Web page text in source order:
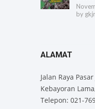
by
ALAMAT
Jalan Raya
Kebayoran
Telepon: 021-